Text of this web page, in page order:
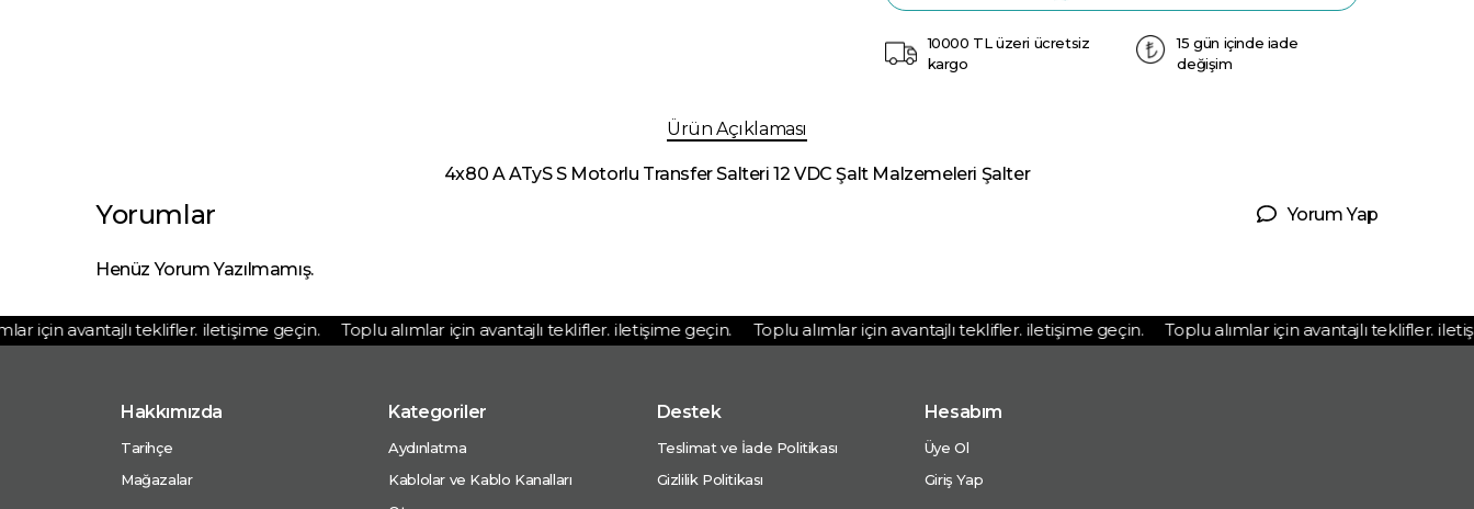
10000 TL üzeri ücretsiz
kargo
15 gün içinde iade
değişim
Ürün Açıklaması
4x80 A ATyS S Motorlu Transfer Salteri 12 VDC Şalt Malzemeleri Şalter
Yorumlar Yorum Yap
Henüz Yorum Yazılmamış.
için avantajlı teklifler. iletişime geçin. Toplu alımlar için avantajlı teklifler. iletişime geçin. Toplu alımlar için avantajlı teklifler. iletişime geçin. Toplu alımlar için avantajlı teklifler.
Hakkımızda
Tarihçe
Mağazalar
Kategoriler
Aydınlatma
Kablolar ve Kablo Kanalları
Destek
Teslimat ve İade Politikası
Gizlilik Politikası
Hesabım
Üye Ol
Giriş Yap